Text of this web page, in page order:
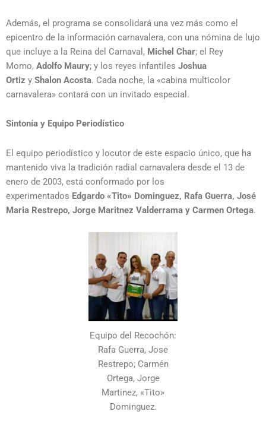
Además, el programa se consolidará una vez más como el
epicentro de la información carnavalera, con una nómina de lujo
que incluye a la Reina del Carnaval, Michel Char; el Rey
Momo, Adolfo Maury; y los reyes infantiles Joshua
Ortiz y Shalon Acosta. Cada noche, la «cabina multicolor
carnavalera» contará con un invitado especial.
Sintonía y Equipo Periodístico
El equipo periodístico y locutor de este espacio único, que ha
mantenido viva la tradición radial carnavalera desde el 13 de
enero de 2003, está conformado por los
experimentados Edgardo «Tito» Dominguez, Rafa Guerra, José
Maria Restrepo, Jorge Maritnez Valderrama y Carmen Ortega.
Equipo del Recochón:
Rafa Guerra, Jose
Restrepo; Carmén
Ortega, Jorge
Martinez, «Tito»
Dominguez.